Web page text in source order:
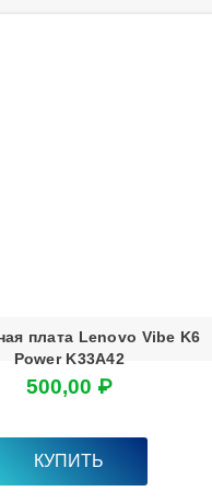
плата Lenovo Vibe K6
Power K33A42
500,00 ₽
КУПИТЬ